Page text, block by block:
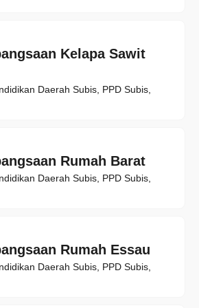
Kelapa Sawit
Daerah Subis, PPD Subis,
Rumah Barat
Daerah Subis, PPD Subis,
Rumah Essau
Daerah Subis, PPD Subis,